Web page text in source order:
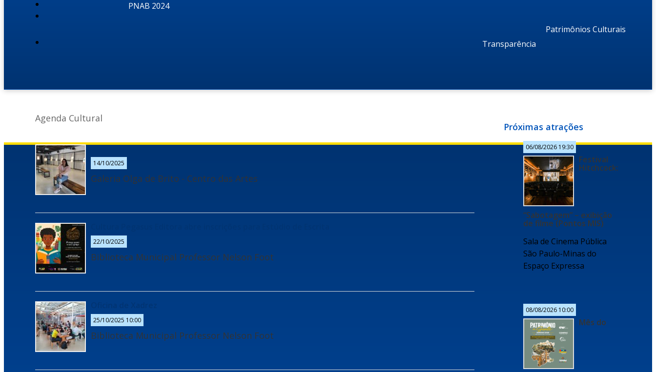
PNAB 2024
Patrimônios Culturais
Transparência
Agenda Cultural
Exposição “Viver a Poesia” – PNAB
14/10/2025
Galeria Olga de Brito - Centro das Artes
22/10/2025
Biblioteca Municipal Professor Nelson Foot
25/10/2025 10:00
Biblioteca Municipal Professor Nelson Foot
Próximas atrações
06/08/2026 19:30
Festival
Hitchcock:
“Sabotagem” – exibição
de filme (Pontos MIS)
Sala de Cinema Pública
São Paulo-Minas do
Espaço Expressa
08/08/2026 10:00
Mês do